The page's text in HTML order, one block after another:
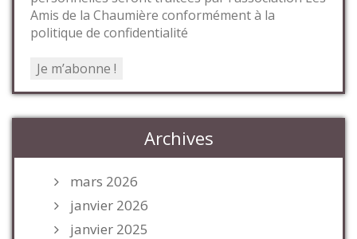
Amis de la Chaumière conformément à la
politique de confidentialité
Archives
mars 2026
janvier 2026
janvier 2025